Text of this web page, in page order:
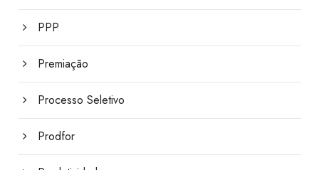
PPP
Premiação
Processo Seletivo
Prodfor